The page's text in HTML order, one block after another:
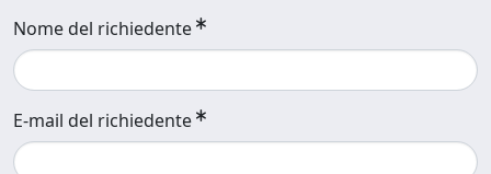
Nome del richiedente
E-mail del richiedente